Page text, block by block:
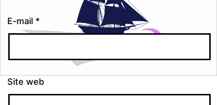
E-mail *
Site web